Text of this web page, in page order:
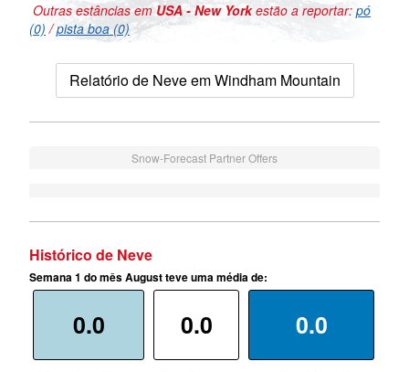
Outras estâncias emUSA - New Yorkestão a reportar: pó
(0) /pista boa (0)
Relatório de Neve em Windham Mountain
Snow-Forecast Partner Offers
Histórico de Neve
Semana 1 do mês August teve uma média de:
0.0 0.0 0.0